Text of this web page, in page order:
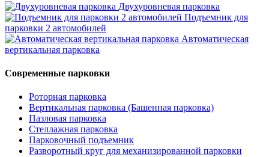
Двухуровневая парковка
Подъемник для
парковки 2 автомобилей
Автоматическая
вертикальная парковка
Современные парковки
Роторная парковка
Вертикальная парковка (Башенная парковка)
Пазловая парковка
Стеллажная парковка
Парковочный подъемник
Разворотный круг для механизированной парковки